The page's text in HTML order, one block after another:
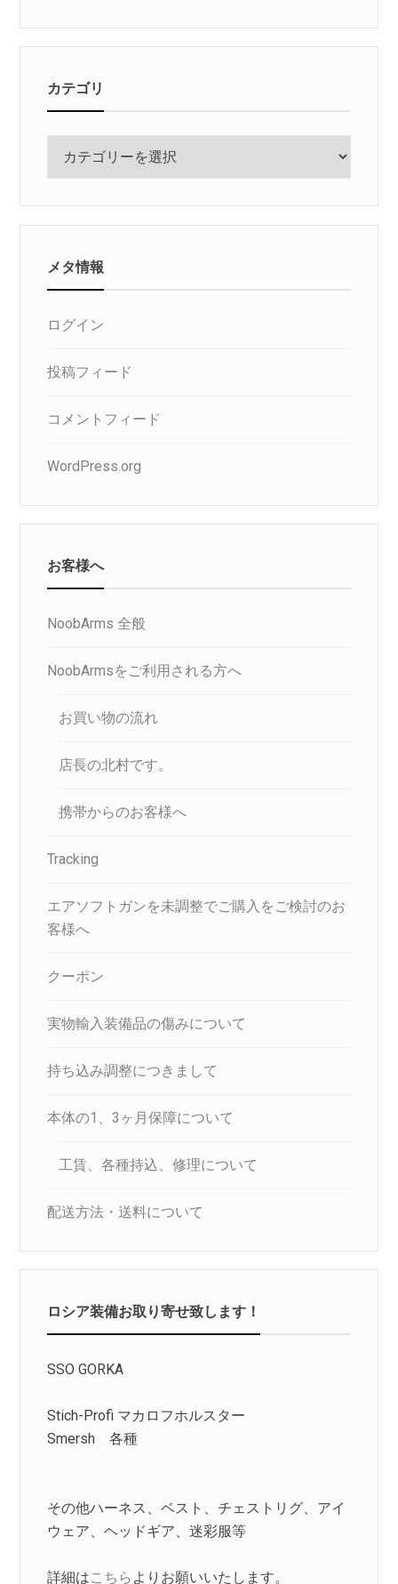
カテゴリ
メタ情報
ログイン
投稿フィード
コメントフィード
WordPress.org
お客様へ
NoobArms 全般
NoobArmsをご利用される方へ
お買い物の流れ
店長の北村です。
携帯からのお客様へ
Tracking
エアソフトガンを未調整でご購入をご検討のお
客様へ
クーポン
実物輸入装備品の傷みについて
持ち込み調整につきまして
本体の1、3ヶ月保障について
工賃、各種持込、修理について
配送方法・送料について
ロシア装備お取り寄せ致します！
SSO GORKA
Stich-Profi マカロフホルスター
Smersh 各種
その他ハーネス、ベスト、チェストリグ、アイ
ウェア、ヘッドギア、迷彩服等
詳細はこちら よりお願いいたします。